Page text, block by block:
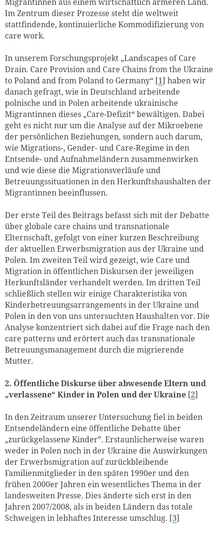
Im Zentrum dieser Prozesse steht die weltweit
stattfindende, kontinuierliche Kommodifizierung von
care work.
In unserem Forschungsprojekt „Landscapes of Care
Drain. Care Provision and Care Chains from the Ukraine
to Poland and from Poland to Germany“ [1] haben wir
danach gefragt, wie in Deutschland arbeitende
polnische und in Polen arbeitende ukrainische
Migrantinnen dieses „Care-Defizit“ bewältigen. Dabei
geht es nicht nur um die Analyse auf der Mikroebene
der persönlichen Beziehungen, sondern auch darum,
wie Migrations-, Gender- und Care-Regime in den
Entsende- und Aufnahmeländern zusammenwirken
und wie diese die Migrationsverläufe und
Betreuungssituationen in den Herkunftshaushalten der
Migrantinnen beeinflussen.
Der erste Teil des Beitrags befasst sich mit der Debatte
über globale care chains und transnationale
Elternschaft, gefolgt von einer kurzen Beschreibung
der aktuellen Erwerbsmigration aus der Ukraine und
Polen. Im zweiten Teil wird gezeigt, wie Care und
Migration in öffentlichen Diskursen der jeweiligen
Herkunftsländer verhandelt werden. Im dritten Teil
schließlich stellen wir einige Charakteristika von
Kinderbetreuungsarrangements in der Ukraine und
Polen in den von uns untersuchten Haushalten vor. Die
Analyse konzentriert sich dabei auf die Frage nach den
care patterns und erörtert auch das transnationale
Betreuungsmanagement durch die migrierende
Mutter.
2. Öffentliche Diskurse über abwesende Eltern und
„verlassene“ Kinder in Polen und der Ukraine [2]
In den Zeitraum unserer Untersuchung fiel in beiden
Entsendeländern eine öffentliche Debatte über
„zurückgelassene Kinder”. Erstaunlicherweise waren
weder in Polen noch in der Ukraine die Auswirkungen
der Erwerbsmigration auf zurückbleibende
Familienmitglieder in den späten 1990er und den
frühen 2000er Jahren ein wesentliches Thema in der
landesweiten Presse. Dies änderte sich erst in den
Jahren 2007/2008, als in beiden Ländern das totale
Schweigen in lebhaftes Interesse umschlug. [3]